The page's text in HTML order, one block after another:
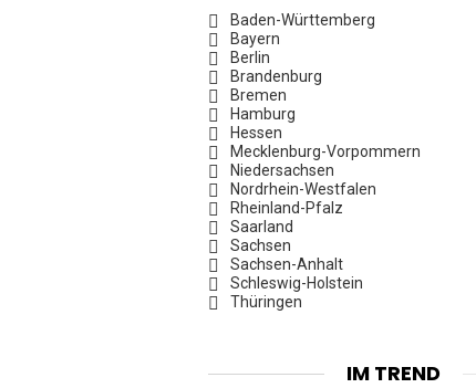
Baden-Württemberg
Bayern
Berlin
Brandenburg
Bremen
Hamburg
Hessen
Mecklenburg-Vorpommern
Niedersachsen
Nordrhein-Westfalen
Rheinland-Pfalz
Saarland
Sachsen
Sachsen-Anhalt
Schleswig-Holstein
Thüringen
IM TREND